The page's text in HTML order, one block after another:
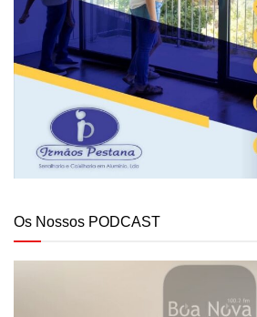
Os Nossos PODCAST